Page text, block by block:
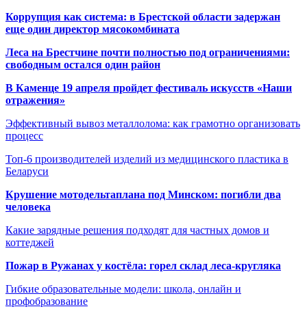
Коррупция как система: в Брестской области задержан
еще один директор мясокомбината
Леса на Брестчине почти полностью под ограничениями:
свободным остался один район
В Каменце 19 апреля пройдет фестиваль искусств «Наши
отражения»
Эффективный вывоз металлолома: как грамотно организовать
процесс
Топ-6 производителей изделий из медицинского пластика в
Беларуси
Крушение мотодельтаплана под Минском: погибли два
человека
Какие зарядные решения подходят для частных домов и
коттеджей
Пожар в Ружанах у костёла: горел склад леса-кругляка
Гибкие образовательные модели: школа, онлайн и
профобразование